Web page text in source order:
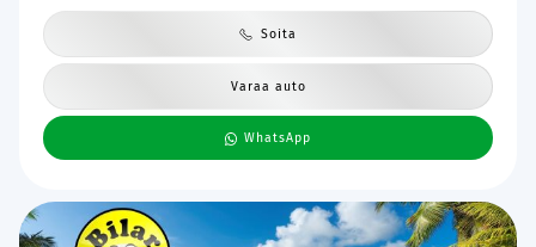
Soita
Varaa auto
WhatsApp